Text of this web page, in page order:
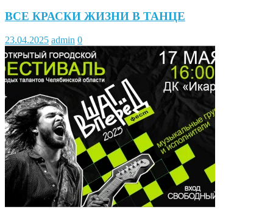
ВСЕ КРАСКИ ЖИЗНИ В ТАНЦЕ
23.04.2025 admin 0